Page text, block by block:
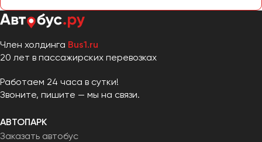
Член холдинга Bus1.ru
20 лет в пассажирских перевозках
Работаем 24 часа в сутки!
Звоните, пишите — мы на связи.
АВТОПАРК
Заказать автобус
Ялта